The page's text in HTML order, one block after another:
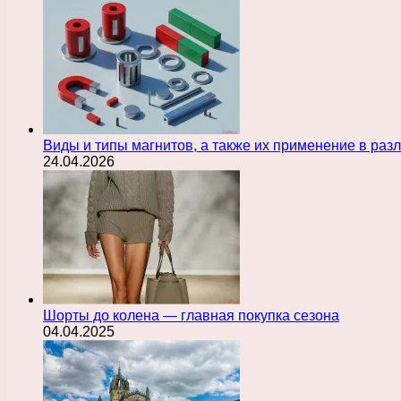
Виды и типы магнитов, а также их применение в
24.04.2026
Шорты до колена — главная покупка сезона
04.04.2025